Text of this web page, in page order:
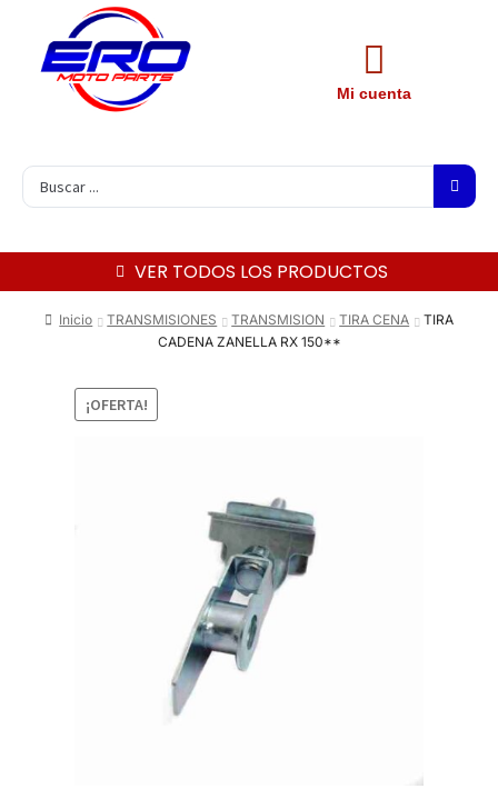
Mi cuenta
VER TODOS LOS PRODUCTOS
Inicio TRANSMISIONES TRANSMISION TIRA CENA
TIRA
CADENA ZANELLA RX 150**
¡OFERTA!